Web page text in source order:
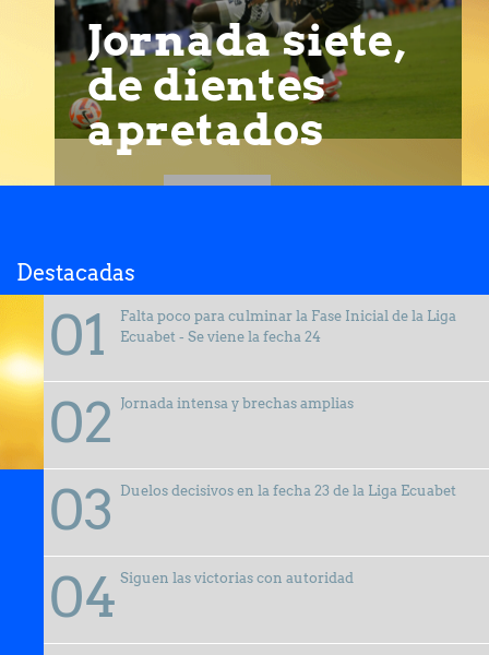
Jornada siete,
de dientes
apretados
Destacadas
Falta poco para culminar la Fase Inicial de la Liga
Ecuabet - Se viene la fecha 24
Jornada intensa y brechas amplias
Duelos decisivos en la fecha 23 de la Liga Ecuabet
Siguen las victorias con autoridad